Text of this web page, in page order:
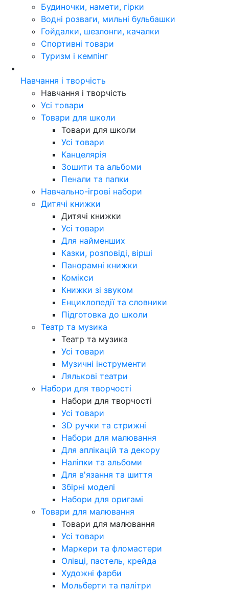
Будиночки, намети, гірки
Водні розваги, мильні бульбашки
Гойдалки, шезлонги, качалки
Спортивні товари
Туризм і кемпінг
Навчання і творчість
Навчання і творчість
Усі товари
Товари для школи
Товари для школи
Усі товари
Канцелярія
Зошити та альбоми
Пенали та папки
Навчально-ігрові набори
Дитячі книжки
Дитячі книжки
Усі товари
Для найменших
Казки, розповіді, вірші
Панорамні книжки
Комікси
Книжки зі звуком
Енциклопедії та словники
Підготовка до школи
Театр та музика
Театр та музика
Усі товари
Музичні інструменти
Лялькові театри
Набори для творчості
Набори для творчості
Усі товари
3D ручки та стрижні
Набори для малювання
Для аплікацій та декору
Наліпки та альбоми
Для в'язання та шиття
Збірні моделі
Набори для оригамі
Товари для малювання
Товари для малювання
Усі товари
Маркери та фломастери
Олівці, пастель, крейда
Художні фарби
Мольберти та палітри